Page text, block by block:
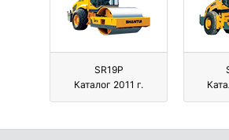
SR19P
Каталог 2011 г.